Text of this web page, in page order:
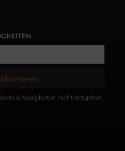
& Neuigkeiten nicht entgehen.